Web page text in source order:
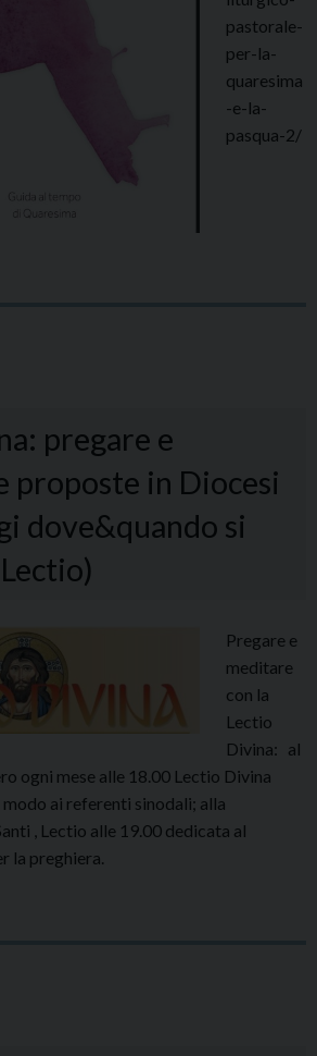
pastorale-
per-la-
quaresima
-e-la-
pasqua-2/
pregare e
proposte in Diocesi
dove&quando si
Pregare e
meditare
con la
Lectio
Divina: al
ogni mese alle 18.00 Lectio Divina
ai referenti sinodali; alla
, Lectio alle 19.00 dedicata al
la preghiera.